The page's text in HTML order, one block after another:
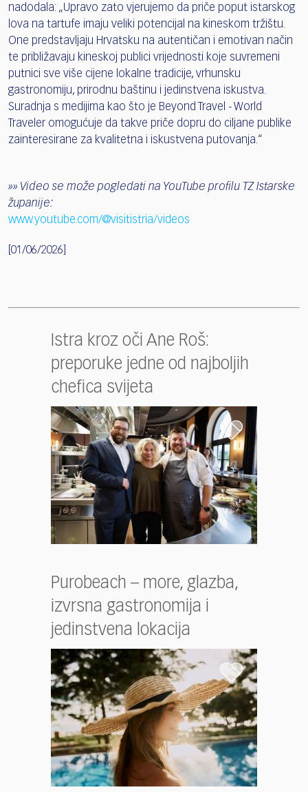
nadodala: „Upravo zato vjerujemo da priče poput istarskog
lova na tartufe imaju veliki potencijal na kineskom tržištu.
One predstavljaju Hrvatsku na autentičan i emotivan način
te približavaju kineskoj publici vrijednosti koje suvremeni
putnici sve više cijene lokalne tradicije, vrhunsku
gastronomiju, prirodnu baštinu i jedinstvena iskustva.
Suradnja s medijima kao što je Beyond Travel - World
Traveler omogućuje da takve priče dopru do ciljane publike
zainteresirane za kvalitetna i iskustvena putovanja.“
»» Video se može pogledati na YouTube profilu TZ Istarske
županije:
www.youtube.com/@visitistria/videos
[01/06/2026]
Istra kroz oči Ane Roš:
preporuke jedne od najboljih
chefica svijeta
Purobeach – more, glazba,
izvrsna gastronomija i
jedinstvena lokacija